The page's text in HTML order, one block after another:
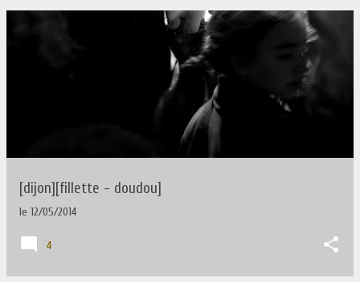
[dijon][fillette - doudou]
le 12/05/2014
4